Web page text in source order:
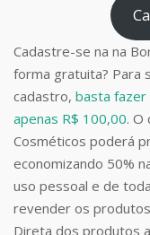
Cadastre-se na na
forma gratuita? Para
cadastro, basta
apenas R$ 100,00. O
Cosméticos poderá
economizando 50%
uso pessoal e de
revender os
Direta dos produtos